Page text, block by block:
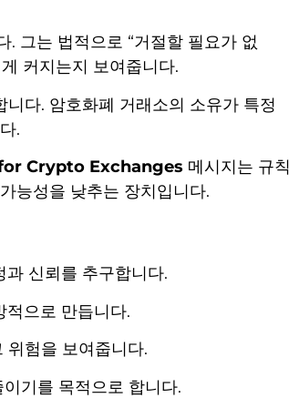
그는 법적으로 “거절할 필요가 없
커지는지 보여줍니다.
다. 암호화폐 거래소의 소유가 특정
.
Crypto Exchanges 메시지는 규칙
능성을 낮추는 장치입니다.
과 신뢰를 추구합니다.
적으로 만듭니다.
위험을 보여줍니다.
기를 목적으로 합니다.